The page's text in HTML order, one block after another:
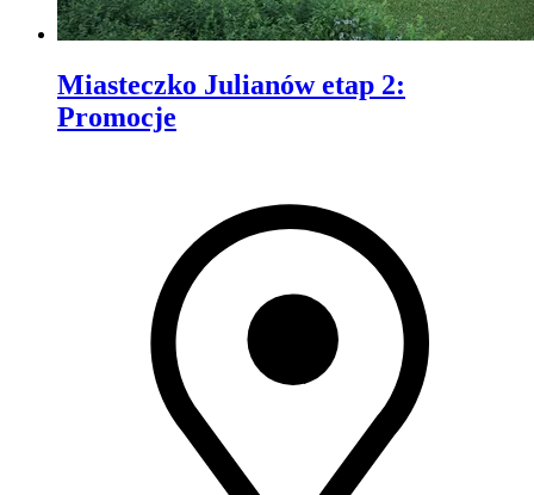
Miasteczko Julianów etap 2:
Promocje